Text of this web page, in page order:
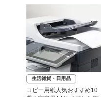
生活雑貨・日用品
コピー用紙人気おすすめ10